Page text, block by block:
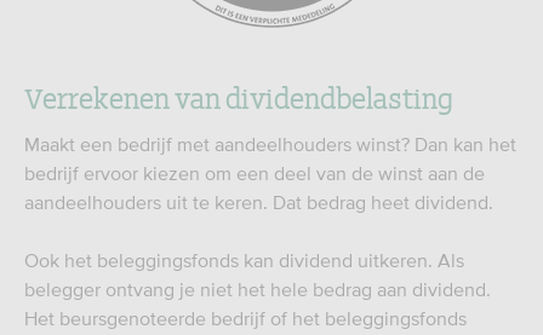
Verrekenen van dividendbelasting
Maakt een bedrijf met aandeelhouders winst? Dan kan het
bedrijf ervoor kiezen om een deel van de winst aan de
aandeelhouders uit te keren. Dat bedrag heet dividend.
Ook het beleggingsfonds kan dividend uitkeren. Als
belegger ontvang je niet het hele bedrag aan dividend.
Het beursgenoteerde bedrijf of het beleggingsfonds